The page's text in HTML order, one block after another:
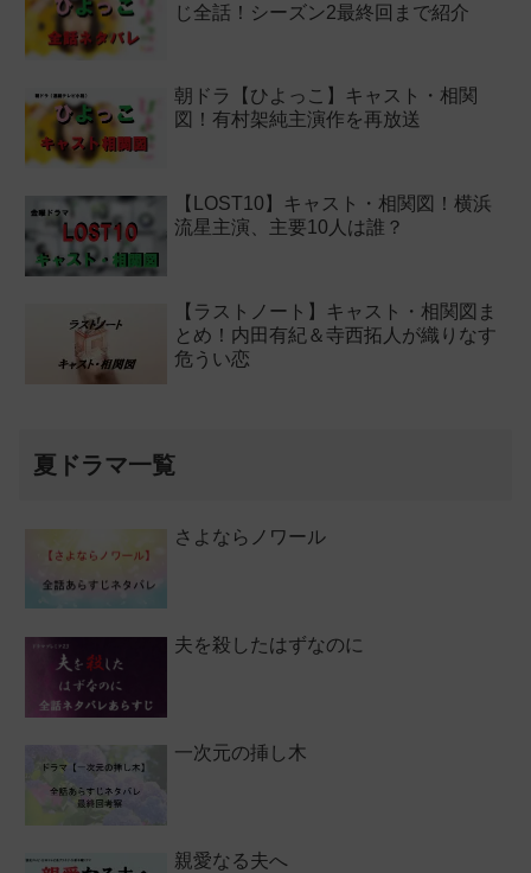
じ全話！シーズン2最終回まで紹介
朝ドラ【ひよっこ】キャスト・相関
図！有村架純主演作を再放送
【LOST10】キャスト・相関図！横浜
流星主演、主要10人は誰？
【ラストノート】キャスト・相関図ま
とめ！内田有紀＆寺西拓人が織りなす
危うい恋
夏ドラマ一覧
さよならノワール
夫を殺したはずなのに
一次元の挿し木
親愛なる夫へ